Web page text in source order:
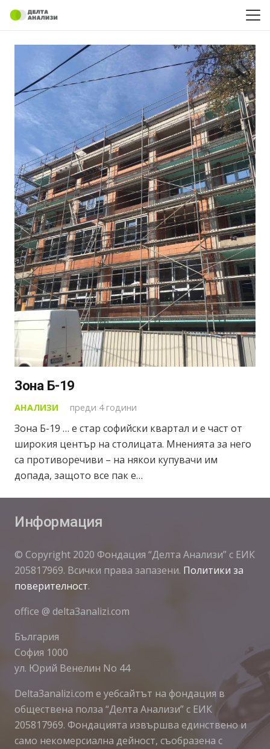
Зона Б-19
АНАЛИЗИ преди 4 години
Зона Б-19 … е стар софийски квартал и е част от
широкия център на столицата. Мненията за него
са противоречиви – на някои купувачи им
допада, защото все пак е…
Информация
© Copyright 2020 Фондация “Делта Анализи” с ЕИК
205817969. Всички права запазени. Политики за
поверителност.
office @ delta3analizi.com
България
София 1000
ул. Юрий Венелин No 44
Delta3analizi.com e уебсайтът на фондация в
обществена полза “Делта Анализи” с ЕИК
205817969. Фондацията извършва единствено и
само некомерсиална дейност, съобразена с